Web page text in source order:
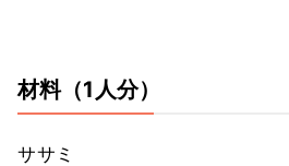
材料（1人分）
ササミ